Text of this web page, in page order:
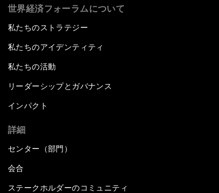
世界経済フォーラムについて
私たちのストラテジー
私たちのアイデンティティ
私たちの活動
リーダーシップとガバナンス
インパクト
詳細
センター（部門）
会合
ステークホルダーのコミュニティ